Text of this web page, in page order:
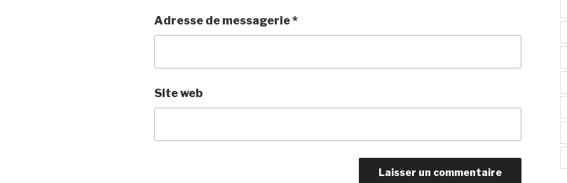
Adresse de messagerie*
Site web